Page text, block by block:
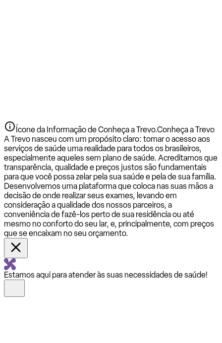
Ícone da Informação de Conheça a Trevo.Conheça a Trevo
A Trevo nasceu com um propósito claro: tornar o acesso aos
serviços de saúde uma realidade para todos os brasileiros,
especialmente aqueles sem plano de saúde. Acreditamos que
transparência, qualidade e preços justos são fundamentais
para que você possa zelar pela sua saúde e pela de sua família.
Desenvolvemos uma plataforma que coloca nas suas mãos a
decisão de onde realizar seus exames, levando em
consideração a qualidade dos nossos parceiros, a
conveniência de fazê-los perto de sua residência ou até
mesmo no conforto do seu lar, e, principalmente, com preços
que se encaixam no seu orçamento.
Estamos aqui para atender às suas necessidades de saúde!